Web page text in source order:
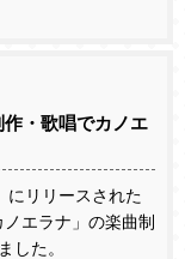
・歌唱でカノエ
にリリースされた
ノエラナ」の楽曲制
した。